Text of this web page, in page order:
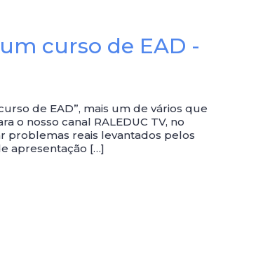
curso de EAD -
de EAD”, mais um de vários que
o nosso canal RALEDUC TV, no
problemas reais levantados pelos
apresentação […]